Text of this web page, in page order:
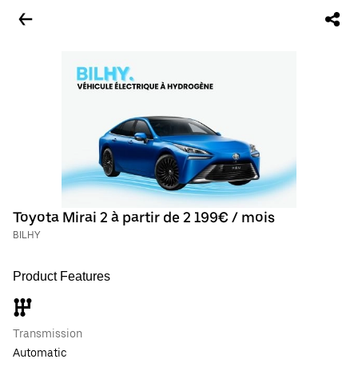
Toyota Mirai 2 à partir de 2 199€ / mois
BILHY
Product Features
Transmission
Automatic